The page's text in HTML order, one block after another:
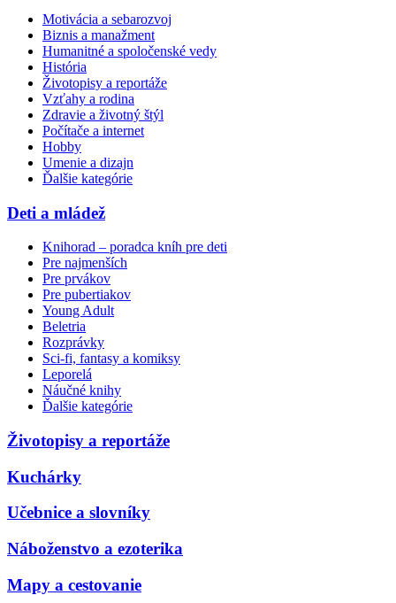
Motivácia a sebarozvoj
Biznis a manažment
Humanitné a spoločenské vedy
História
Životopisy a reportáže
Vzťahy a rodina
Zdravie a životný štýl
Počítače a internet
Hobby
Umenie a dizajn
Ďalšie kategórie
Deti a mládež
Knihorad – poradca kníh pre deti
Pre najmenších
Pre prvákov
Pre pubertiakov
Young Adult
Beletria
Rozprávky
Sci-fi, fantasy a komiksy
Leporelá
Náučné knihy
Ďalšie kategórie
Životopisy a reportáže
Kuchárky
Učebnice a slovníky
Náboženstvo a ezoterika
Mapy a cestovanie